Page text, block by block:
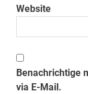
Website
Benachrichtige
via E-Mail.